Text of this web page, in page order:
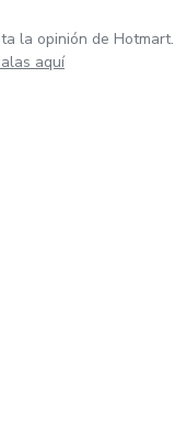
la opinión de Hotmart.
aquí